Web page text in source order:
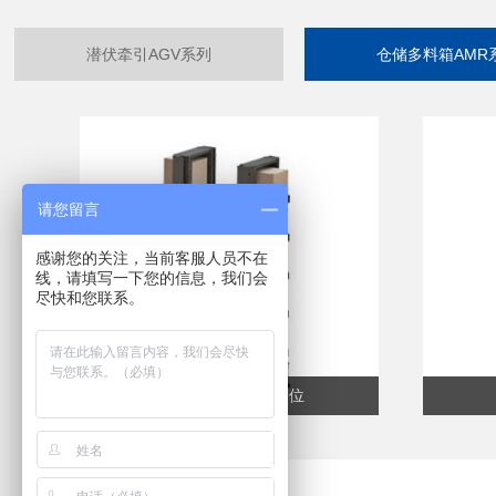
潜伏牵引AGV系列 仓储多料箱AMR
多料箱AMR-10个储位
请您留言
感谢您的关注，当前客服人员不在
线，请填写一下您的信息，我们会
尽快和您联系。